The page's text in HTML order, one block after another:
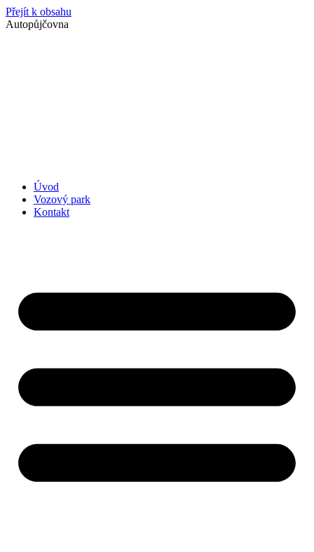
Přejít k obsahu
Autopůjčovna
Úvod
Vozový park
Kontakt